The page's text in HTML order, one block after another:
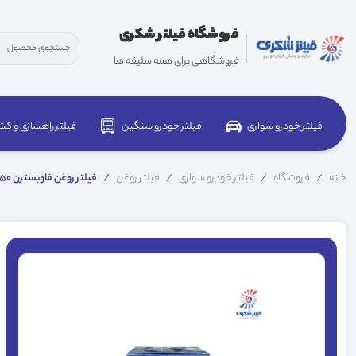
فروشگاه فیلتر شکری
فروشگاهی برای همه سلیقه ها
فیلتر خودرو سواری فیلتر خودرو سنگین فیلتر راهسازی و
خانه فروشگاه فیلتر خودرو سواری فیلتر روغن فیلتر روغن فاوبسترن B50 سرکان 7118